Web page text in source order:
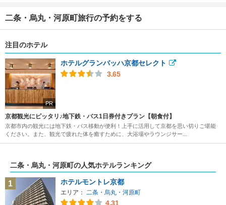
二条・烏丸・河原町旅行の予約をする
注目のホテル
PR
ホテルグランバッハ京都セレクト
3.65
京都観光にピッタリ♪地下鉄・バス1日券付きプラン【朝食付】
京都市内の観光には地下鉄・バス移動が便利！上手に活用して京都を思い切りご堪能
ください。また、観光で疲れた体を癒すために、大浴場やラウンジサー...
二条・烏丸・河原町の人気ホテルランキング
1 ホテルモントレ京都
エリア： 二条・烏丸・河原町
4.31